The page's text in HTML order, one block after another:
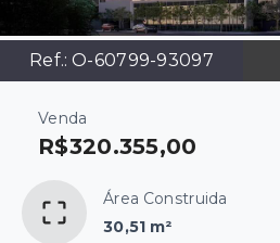
Ref.:O-60799-93097
Venda
R$320.355,00
Área Construida
30,51 m²